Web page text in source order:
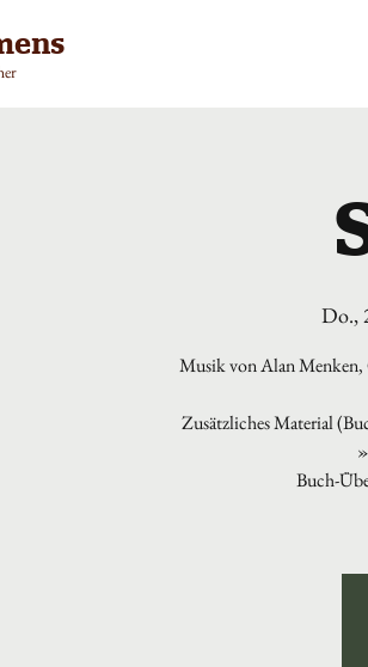
Do.,
Musik von Alan Menken,
Zusätzliches Material
Buch-